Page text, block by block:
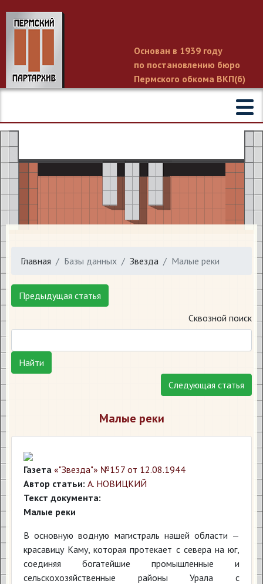
Основан в 1939 году
по постановлению бюро
Пермского обкома ВКП(б)
Главная Базы данных Звезда Малые реки
Предыдущая статья
Сквозной поиск
Найти
Следующая статья
Малые реки
Газета «"Звезда"» №157 от 12.08.1944
Автор статьи: А. НОВИЦКИЙ
Текст документа:
Малые реки
В основную водную магистраль нашей области —
красавицу Каму, которая протекает с севера на юг,
соединяя богатейшие промышленные и
сельскохозяйственные районы Урала с